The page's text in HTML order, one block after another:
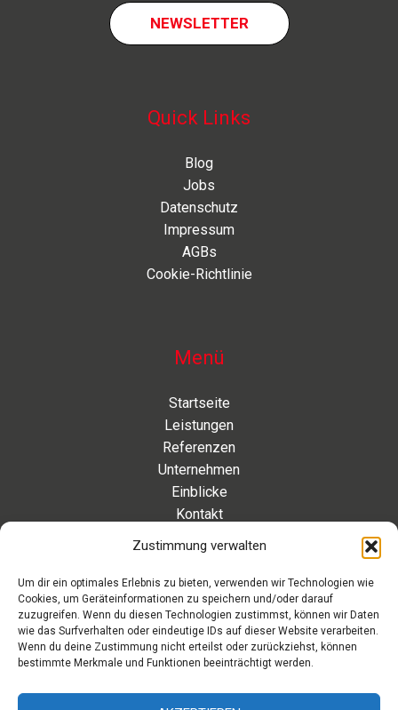
Zustimmung verwalten
Um dir ein optimales Erlebnis zu bieten, verwenden wir Technologien wie
Cookies, um Geräteinformationen zu speichern und/oder darauf
zuzugreifen. Wenn du diesen Technologien zustimmst, können wir Daten
wie das Surfverhalten oder eindeutige IDs auf dieser Website verarbeiten.
Wenn du deine Zustimmung nicht erteilst oder zurückziehst, können
bestimmte Merkmale und Funktionen beeinträchtigt werden.
Führungskräfte
NEWSLETTER
Quick Links
Blog
Jobs
Datenschutz
Impressum
AGBs
Cookie-Richtlinie
Menü
Startseite
Leistungen
Referenzen
Unternehmen
Einblicke
Kontakt
Eleonorenstraße 20 | 30449 Hannover Deutschland
Telefon: +49 511 89 880 494
Telefax: +49 511 89 880 495
info[at]aaroon.de